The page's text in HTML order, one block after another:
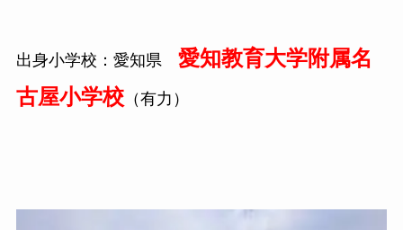
出身小学校：愛知県 愛知教育大学附属名
古屋小学校（有力）